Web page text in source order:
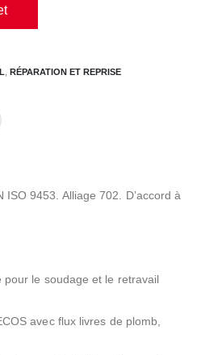
RÉPARATION ET REPRISE
ISO 9453. Alliage 702. D’accord à
pour le soudage et le retravail
avec flux livres de plomb,